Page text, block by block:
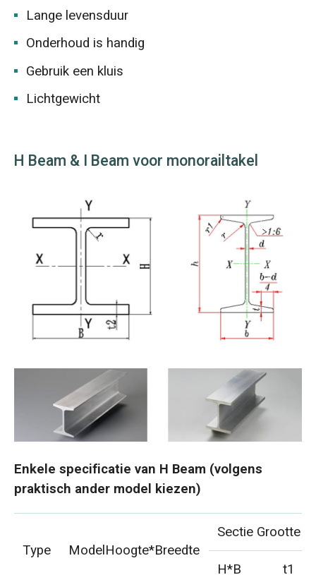
Lange levensduur
Onderhoud is handig
Gebruik een kluis
Lichtgewicht
H Beam & I Beam voor monorailtakel
Enkele specificatie van H Beam (volgens
praktisch ander model kiezen)
Type ModelHoogte*Breedte
Sectie Grootte
H*B
t1